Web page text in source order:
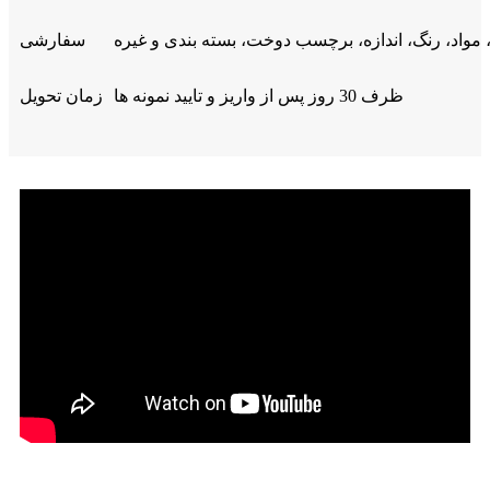
سفارشی مواد، رنگ، اندازه، برچسب دوخت، بسته بندی و غیره
زمان تحویل ظرف 30 روز پس از واریز و تایید نمونه ها